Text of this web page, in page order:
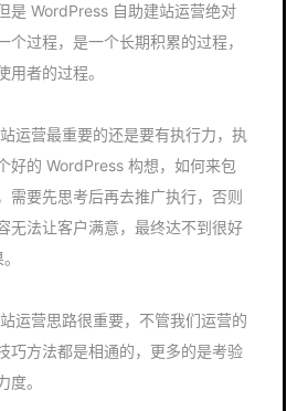
是 WordPress 自助建站运营绝对
个过程，是一个长期积累的过程，
用者的过程。
运营最重要的还是要有执行力，执
好的 WordPress 构想，如何来包
需要先思考后再去推广执行，否则
无法让客户满意，最终达不到很好
运营思路很重要，不管我们运营的
巧方法都是相通的，更多的是考验
。